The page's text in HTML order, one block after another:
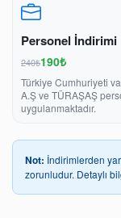
Personel İndirimi
240₺190₺
Türkiye Cumhuriyeti
A.Ş ve TÜRAŞAŞ
uygulanmaktadır.
Not: İndirimlerden
zorunludur. Detaylı